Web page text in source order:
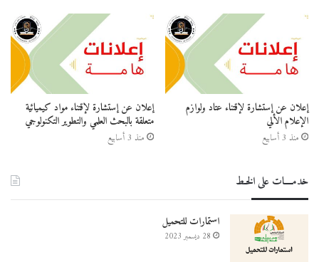
إعلان عن إستشارة لإقتناء عتاد ولوازم
الإعلام الألي
منذ 3 أسابيع
إعلان عن إستشارة لإقتناء مواد كيميائية
متعلقة بالبحث العلمي والتطوير التكنولوجي
منذ 3 أسابيع
خدمــــات على الخـط
استمارات للتحميل
28 ديسمبر 2023